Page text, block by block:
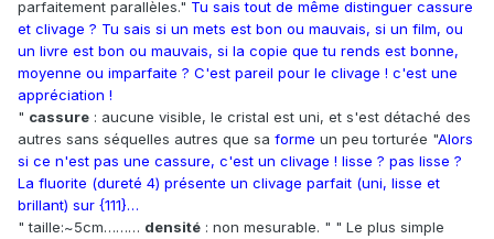
parfaitement parallèles." Tu sais tout de même distinguer cassure
et clivage ? Tu sais si un mets est bon ou mauvais, si un film, ou
un livre est bon ou mauvais, si la copie que tu rends est bonne,
moyenne ou imparfaite ? C'est pareil pour le clivage ! c'est une
appréciation !
" cassure : aucune visible, le cristal est uni, et s'est détaché des
autres sans séquelles autres que sa forme un peu torturée "Alors
si ce n'est pas une cassure, c'est un clivage ! lisse ? pas lisse ?
La fluorite (dureté 4) présente un clivage parfait (uni, lisse et
brillant) sur {111}…
" taille:~5cm……… densité : non mesurable. " " Le plus simple